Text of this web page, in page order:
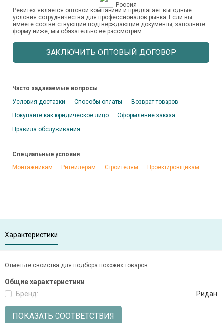
Россия
Ревитех является оптовой компанией и предлагает выгодные
условия сотрудничества для профессионалов рынка. Если вы
имеете соответствующие подтверждающие документы, заполните
форму ниже, мы обязательно ее рассмотрим.
ЗАКЛЮЧИТЬ ОПТОВЫЙ ДОГОВОР
Часто задаваемые вопросы
Условия доставки
Способы оплаты
Возврат товаров
Покупайте как юридическое лицо
Оформление заказа
Правила обслуживания
Специальные условия
Монтажникам
Ритейлерам Строителям Проектировщикам
Характеристики
Отметьте свойства для подбора похожих товаров:
Общие характеристики
Бренд:
Ридан
ПОКАЗАТЬ СООТВЕТСТВИЯ